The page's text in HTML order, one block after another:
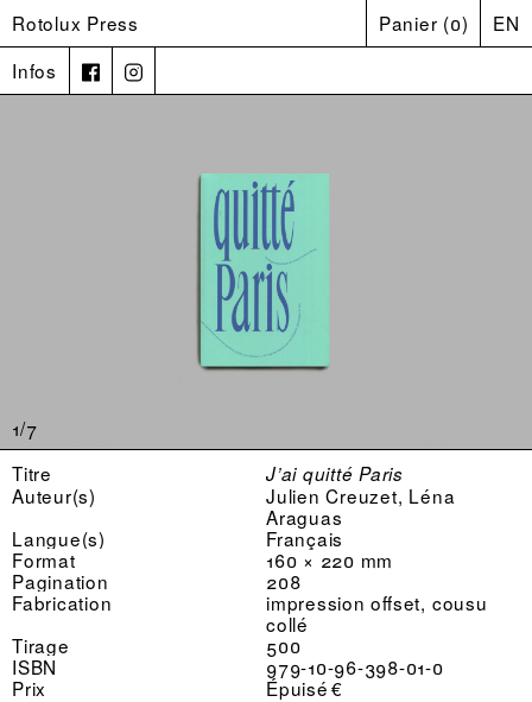
Rotolux Press
Infos
Panier (0) EN
1/7
Titre
J’ai quitté Paris
Auteur(s)
Julien Creuzet, Léna
Araguas
Langue(s)
Français
Format
160 × 220 mm
Pagination
208
Fabrication
impression offset, cousu
collé
Tirage
500
ISBN
979-10-96-398-01-0
Prix
Épuisé €